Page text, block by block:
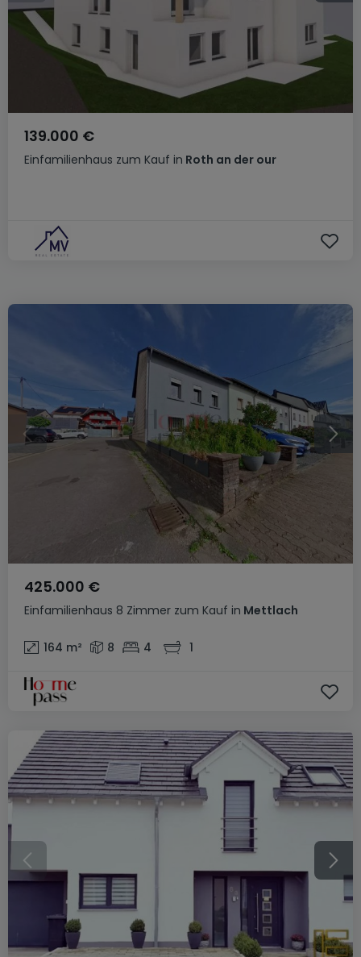
Einfamilienhaus zum Kauf in Roth an der our
139.000 €
Einfamilienhaus 8 Zimmer zum Kauf in Mettlach
425.000 €
164 m² 8 4 1